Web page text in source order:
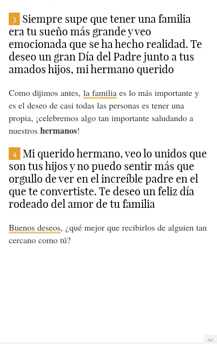
3
Siempre supe que tener una familia
era tu sueño más grande y veo
emocionada que se ha hecho realidad. Te
deseo un gran Día del Padre junto a tus
amados hijos, mi hermano querido
Como dijimos antes, la familiaes lo más importante y
es el deseo de casi todas las personas es tener una
propia, ¡celebremos algo tan importante saludando a
nuestros hermanos!
4
Mi querido hermano, veo lo unidos que
son tus hijos y no puedo sentir más que
orgullo de ver en el increíble padre en el
que te convertiste. Te deseo un feliz día
rodeado del amor de tu familia
Buenos deseos, ¿qué mejor que recibirlos de alguien tan
cercano como tú?
Ad